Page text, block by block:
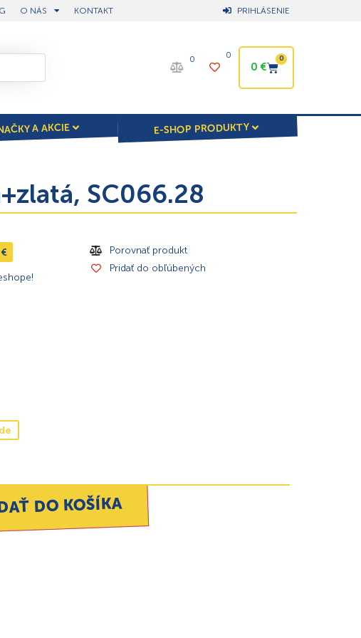
O NÁS KONTAKT PRIHLÁSENIE
0 0
0€
0
A AKCIE E-SHOP PRODUKTY
SC066.28
€
Porovnať produkt
Pridať do obľúbených
DO KOŠÍKA